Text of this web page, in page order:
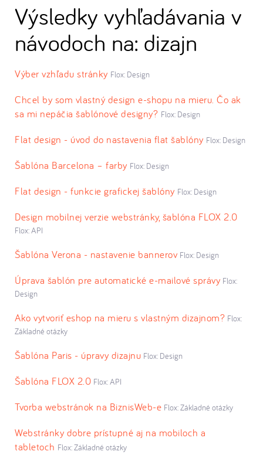
Výsledky vyhľadávania v
návodoch na: dizajn
Výber vzhľadu stránky Flox: Design
Chcel by som vlastný design e-shopu na mieru. Čo ak
sa mi nepáčia šablónové designy? Flox: Design
Flat design - úvod do nastavenia flat šablóny Flox: Design
Šablóna Barcelona – farby Flox: Design
Flat design - funkcie grafickej šablóny Flox: Design
Design mobilnej verzie webstránky, šablóna FLOX 2.0
Flox: API
Šablóna Verona - nastavenie bannerov Flox: Design
Úprava šablón pre automatické e-mailové správy Flox:
Design
Ako vytvoriť eshop na mieru s vlastným dizajnom? Flox:
Základné otázky
Šablóna Paris - úpravy dizajnu Flox: Design
Šablóna FLOX 2.0 Flox: API
Tvorba webstránok na BiznisWeb-e Flox: Základné otázky
Webstránky dobre prístupné aj na mobiloch a
tabletoch Flox: Základné otázky